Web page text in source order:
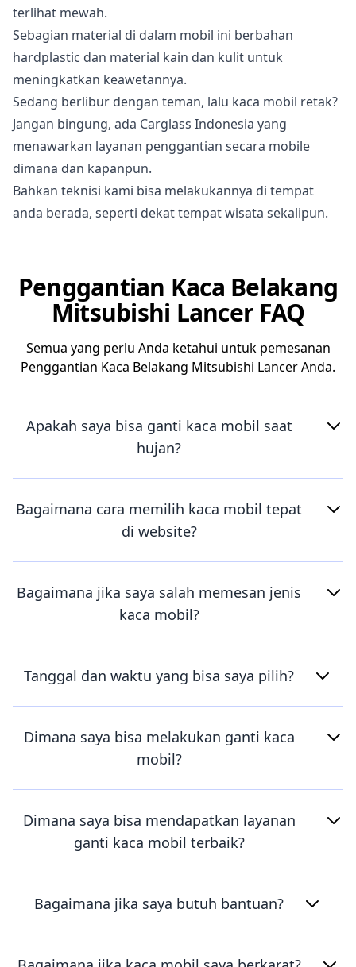
terlihat mewah.
Sebagian material di dalam mobil ini berbahan
hardplastic dan material kain dan kulit untuk
meningkatkan keawetannya.
Sedang berlibur dengan teman, lalu kaca mobil retak?
Jangan bingung, ada Carglass Indonesia yang
menawarkan layanan penggantian secara mobile
dimana dan kapanpun.
Bahkan teknisi kami bisa melakukannya di tempat
anda berada, seperti dekat tempat wisata sekalipun.
Penggantian Kaca Belakang
Mitsubishi Lancer FAQ
Semua yang perlu Anda ketahui untuk pemesanan
Penggantian Kaca Belakang Mitsubishi Lancer Anda.
Apakah saya bisa ganti kaca mobil saat
hujan?
Bagaimana cara memilih kaca mobil tepat
di website?
Bagaimana jika saya salah memesan jenis
kaca mobil?
Tanggal dan waktu yang bisa saya pilih?
Dimana saya bisa melakukan ganti kaca
mobil?
Dimana saya bisa mendapatkan layanan
ganti kaca mobil terbaik?
Bagaimana jika saya butuh bantuan?